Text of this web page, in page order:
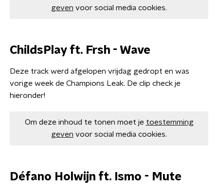
geven voor social media cookies.
ChildsPlay ft. Frsh - Wave
Deze track werd afgelopen vrijdag gedropt en was
vorige week de Champions Leak. De clip check je
hieronder!
Om deze inhoud te tonen moet je toestemming
geven voor social media cookies.
Défano Holwijn ft. Ismo - Mute